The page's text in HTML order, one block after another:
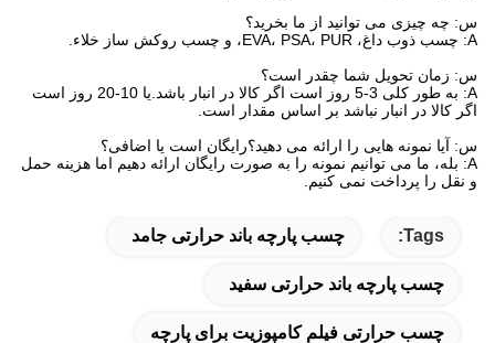
س: چه چیزی می توانید از ما بخرید؟
A: چسب ذوب داغ، EVA، PSA، PUR، و چسب روکش ساز خلاء.
س: زمان تحویل شما چقدر است؟
A: به طور کلی 3-5 روز است اگر کالا در انبار باشد.یا 10-20 روز است
اگر کالا در انبار نباشد بر اساس مقدار است.
س: آیا نمونه هایی را ارائه می دهید؟رایگان است یا اضافی؟
A: بله، ما می توانیم نمونه را به صورت رایگان ارائه دهیم اما هزینه حمل
و نقل را پرداخت نمی کنیم.
Tags: چسب پارچه باند حرارتی جامد
چسب پارچه باند حرارتی سفید
چسب حرارتی فیلم کامپوزیت برای پارچه